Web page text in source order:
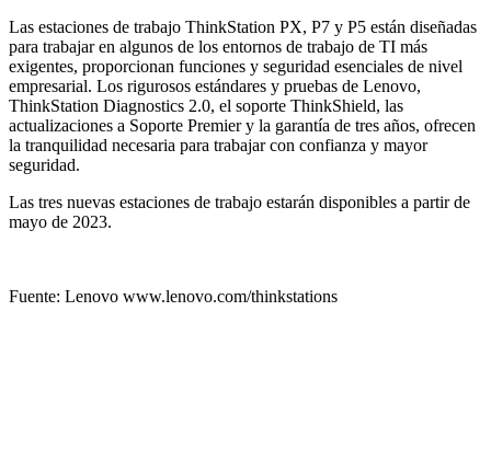
Las estaciones de trabajo ThinkStation PX, P7 y P5 están diseñadas
para trabajar en algunos de los entornos de trabajo de TI más
exigentes, proporcionan funciones y seguridad esenciales de nivel
empresarial. Los rigurosos estándares y pruebas de Lenovo,
ThinkStation Diagnostics 2.0, el soporte ThinkShield, las
actualizaciones a Soporte Premier y la garantía de tres años, ofrecen
la tranquilidad necesaria para trabajar con confianza y mayor
seguridad.
Las tres nuevas estaciones de trabajo estarán disponibles a partir de
mayo de 2023.
Fuente: Lenovo www.lenovo.com/thinkstations